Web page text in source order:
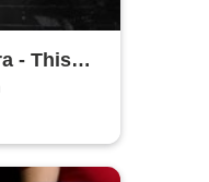
- This